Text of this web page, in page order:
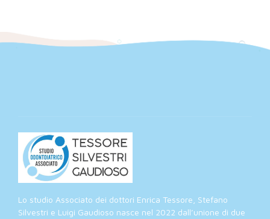
Lo studio Associato dei dottori Enrica Tessore, Stefano
Silvestri e Luigi Gaudioso nasce nel 2022 dall’unione di due